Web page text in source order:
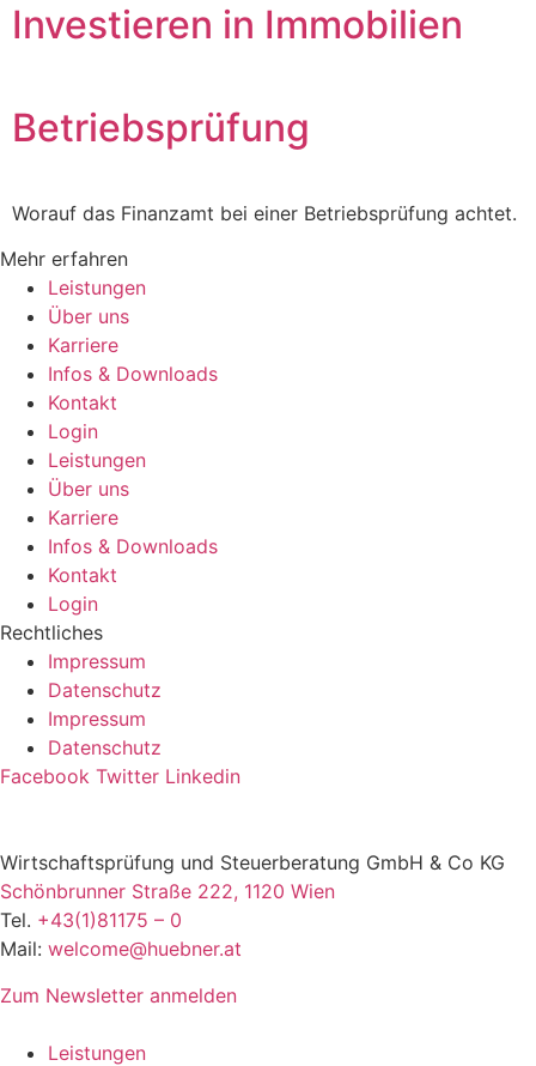
Investieren in Immobilien
Betriebsprüfung
Worauf das Finanzamt bei einer Betriebsprüfung achtet.
Mehr erfahren
Leistungen
Über uns
Karriere
Infos & Downloads
Kontakt
Login
Leistungen
Über uns
Karriere
Infos & Downloads
Kontakt
Login
Rechtliches
Impressum
Datenschutz
Impressum
Datenschutz
Facebook Twitter Linkedin
Wirtschaftsprüfung und Steuerberatung GmbH & Co KG
Schönbrunner Straße 222, 1120 Wien
Tel. +43(1)81175 – 0
Mail: welcome@huebner.at
Zum Newsletter anmelden
Leistungen